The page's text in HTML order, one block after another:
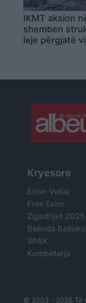
IKMT aksion
shemben
leje përgjatë
Kryesore
Erion Veliaj
Free Esim
Zgjedhjet 2025
Belinda Balluku
SPAK
Kombëtarja
© 2003 - 2026 Të